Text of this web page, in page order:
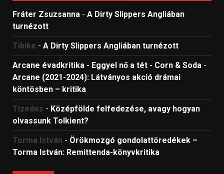
Fráter Zsuzsanna - A Dirty Slippers Angliában
turnézott
Tibike - A Dirty Slippers Angliában turnézott
Arcane évadkritika - Eggyel nő a tét - Corn & Soda -
Arcane (2021-2024): Látványos akció drámai
köntösben – kritika
Tizedes - Középfölde felfedezése, avagy hogyan
olvassunk Tolkient?
Torma István - Örökmozgó gondolattöredékek –
Torma István: Remittenda-könyvkritika